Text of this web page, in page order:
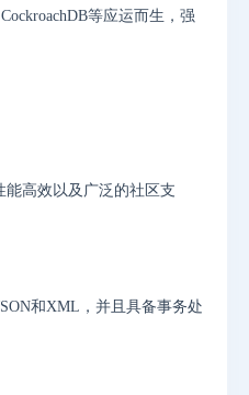
等应运而生，强
能高效以及广泛的社区支
和XML，并且具备事务处